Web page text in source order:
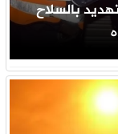
بالسلاح